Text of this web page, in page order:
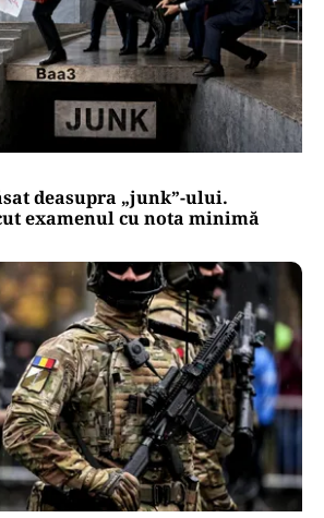
deasupra „junk”-ului.
examenul cu nota minimă